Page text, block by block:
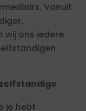
Vanuit
wij ons iedere
je hebt